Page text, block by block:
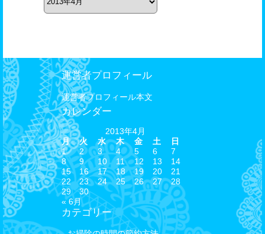
別
運営者プロフィール
運営者プロフィール本文
カレンダー
2013年4月
月
火 水 木 金 土
日
1
2 3 4 5 6
7
8
9 10 11 12 13
14
15
16 17 18 19 20
21
22
23 24 25 26 27
28
29
30
« 6月
カテゴリー